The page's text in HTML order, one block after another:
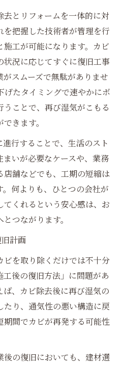
とリフォームを一体的に対
把握した技術者が管理を行
工が可能になります。カビ
状況に応じてすぐに復旧工事
スムーズで無駄がありませ
げたタイミングで速やかにボ
ことで、再び湿気がこもる
きます。
行することで、生活のスト
いが必要なケースや、業務
店舗などでも、工期の短縮は
何よりも、ひとつの会社が
くれるという安心感は、お
つながります。
計画
ビを取り除くだけでは不十分
後の復旧方法」に問題があ
、カビ除去後に再び湿気の
たり、通気性の悪い構造に戻
期間でカビが再発する可能性
後の復旧においても、建材選